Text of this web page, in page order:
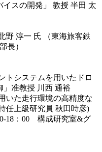
イスの開発」 教授 半田 太
野 淳一 氏 （東海旅客鉄
長）
トシステムを用いたドロ
」准教授 川西 通裕
いた走行環境の高精度な
任上級研究員 秋田時彦)
18：00 構成研究室&グ